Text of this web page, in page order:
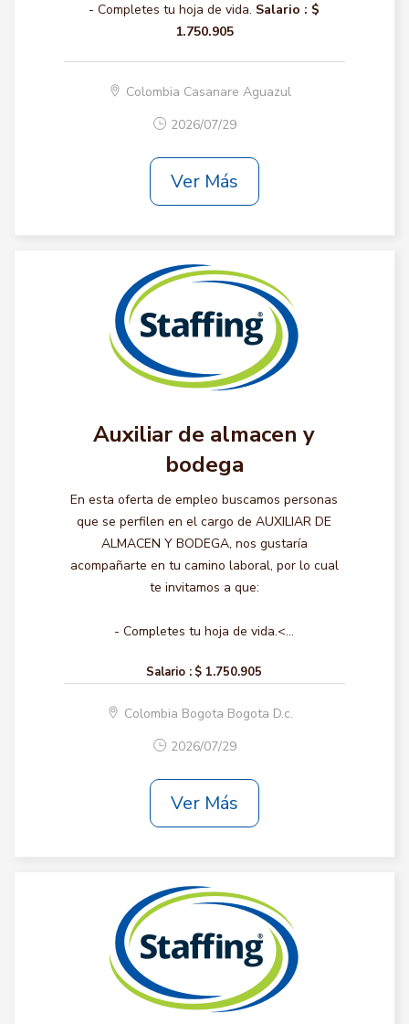
- Completes tu hoja de vida. Salario : $
1.750.905
Colombia Casanare Aguazul
2026/07/29
Ver Más
Auxiliar de almacen y
bodega
En esta oferta de empleo buscamos personas
que se perfilen en el cargo de AUXILIAR DE
ALMACEN Y BODEGA, nos gustaría
acompañarte en tu camino laboral, por lo cual
te invitamos a que:
- Completes tu hoja de vida.<...
Salario : $ 1.750.905
Colombia Bogota Bogota D.c.
2026/07/29
Ver Más